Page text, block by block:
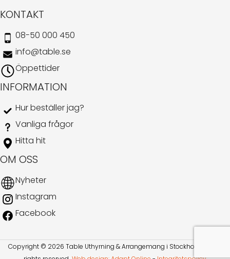
KONTAKT
08-50 000 450
info@table.se
Öppettider
INFORMATION
Hur beställer jag?
Vanliga frågor
Hitta hit
OM OSS
Nyheter
Instagram
Facebook
Copyright © 2026 Table Uthyrning & Arrangemang i Stockholm AB. All